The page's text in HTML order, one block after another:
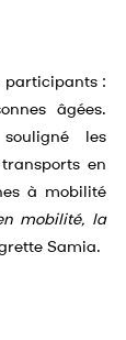
participants :
âgées.
les
en
à mobilité
mobilité, la
Samia.